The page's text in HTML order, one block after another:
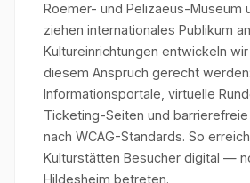
Roemer- und Pelizaeus-Museum
ziehen internationales Publikum
Kultureinrichtungen entwickeln
diesem Anspruch gerecht
Informationsportale, virtuelle
Ticketing-Seiten und
nach WCAG-Standards. So
Kulturstätten Besucher digital —
Hildesheim betreten.